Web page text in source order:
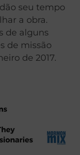
seu tempo
a obra.
de alguns
de missão
de 2017.